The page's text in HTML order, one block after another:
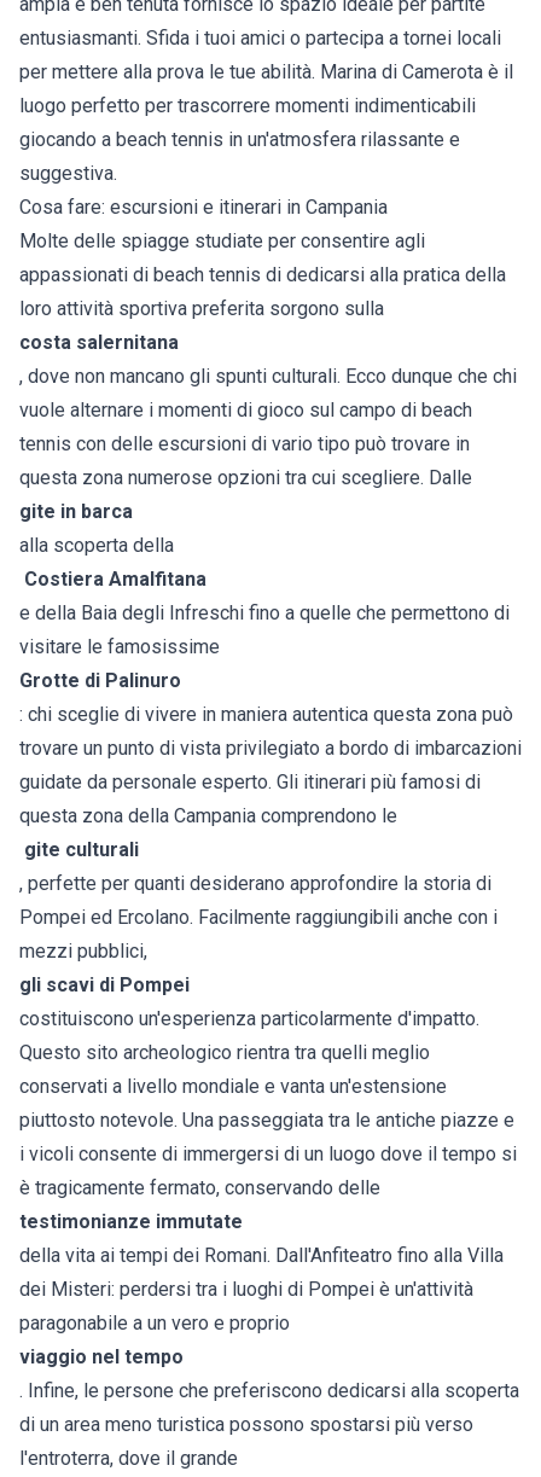
ampia e ben tenuta fornisce lo spazio ideale per partite
entusiasmanti. Sfida i tuoi amici o partecipa a tornei locali
per mettere alla prova le tue abilità. Marina di Camerota è il
luogo perfetto per trascorrere momenti indimenticabili
giocando a beach tennis in un'atmosfera rilassante e
suggestiva.
Cosa fare: escursioni e itinerari in Campania
Molte delle spiagge studiate per consentire agli
appassionati di beach tennis di dedicarsi alla pratica della
loro attività sportiva preferita sorgono sulla
costa salernitana
, dove non mancano gli spunti culturali. Ecco dunque che chi
vuole alternare i momenti di gioco sul campo di beach
tennis con delle escursioni di vario tipo può trovare in
questa zona numerose opzioni tra cui scegliere. Dalle
gite in barca
alla scoperta della
Costiera Amalfitana
e della Baia degli Infreschi fino a quelle che permettono di
visitare le famosissime
Grotte di Palinuro
: chi sceglie di vivere in maniera autentica questa zona può
trovare un punto di vista privilegiato a bordo di imbarcazioni
guidate da personale esperto. Gli itinerari più famosi di
questa zona della Campania comprendono le
gite culturali
, perfette per quanti desiderano approfondire la storia di
Pompei ed Ercolano. Facilmente raggiungibili anche con i
mezzi pubblici,
gli scavi di Pompei
costituiscono un'esperienza particolarmente d'impatto.
Questo sito archeologico rientra tra quelli meglio
conservati a livello mondiale e vanta un'estensione
piuttosto notevole. Una passeggiata tra le antiche piazze e
i vicoli consente di immergersi di un luogo dove il tempo si
è tragicamente fermato, conservando delle
testimonianze immutate
della vita ai tempi dei Romani. Dall'Anfiteatro fino alla Villa
dei Misteri: perdersi tra i luoghi di Pompei è un'attività
paragonabile a un vero e proprio
viaggio nel tempo
. Infine, le persone che preferiscono dedicarsi alla scoperta
di un area meno turistica possono spostarsi più verso
l'entroterra, dove il grande